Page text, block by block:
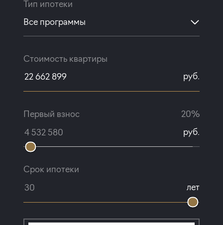
Тип ипотеки
Все программы
Стоимость квартиры
руб.
Первый взнос
20%
руб.
Срок ипотеки
лет